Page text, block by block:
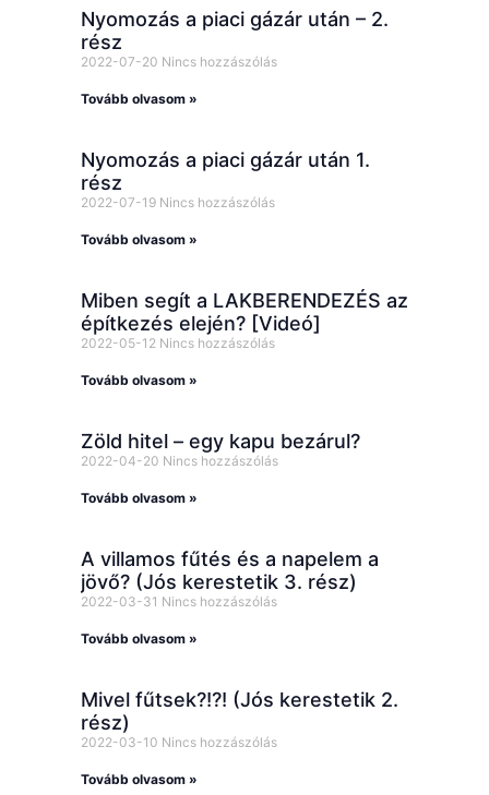
Nyomozás a piaci gázár után – 2.
rész
2022-07-20 Nincs hozzászólás
Tovább olvasom »
Nyomozás a piaci gázár után 1.
rész
2022-07-19 Nincs hozzászólás
Tovább olvasom »
Miben segít a LAKBERENDEZÉS az
építkezés elején? [Videó]
2022-05-12 Nincs hozzászólás
Tovább olvasom »
Zöld hitel – egy kapu bezárul?
2022-04-20 Nincs hozzászólás
Tovább olvasom »
A villamos fűtés és a napelem a
jövő? (Jós kerestetik 3. rész)
2022-03-31 Nincs hozzászólás
Tovább olvasom »
Mivel fűtsek?!?! (Jós kerestetik 2.
rész)
2022-03-10 Nincs hozzászólás
Tovább olvasom »